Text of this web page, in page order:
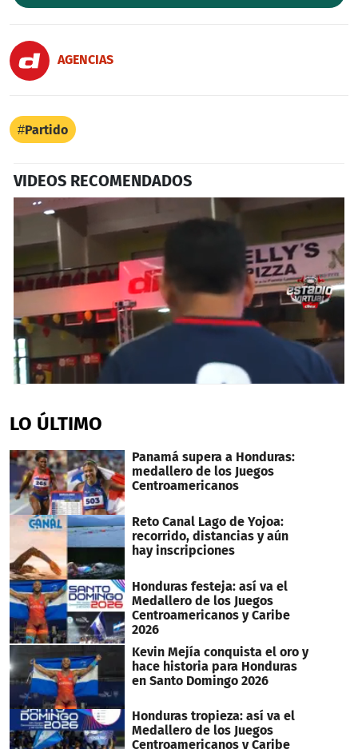
AGENCIAS
Partido
VIDEOS RECOMENDADOS
of
3
27
seconds
LO ÚLTIMO
Panamá supera a Honduras:
medallero de los Juegos
Centroamericanos
Reto Canal Lago de Yojoa:
recorrido, distancias y aún
hay inscripciones
Honduras festeja: así va el
Medallero de los Juegos
Centroamericanos y Caribe
2026
Kevin Mejía conquista el oro y
hace historia para Honduras
en Santo Domingo 2026
Honduras tropieza: así va el
Medallero de los Juegos
Centroamericanos y Caribe